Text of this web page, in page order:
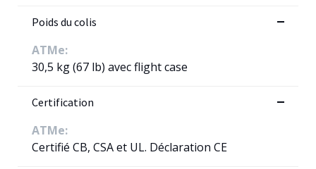
Poids du colis
ATMe:
30,5 kg (67 lb) avec flight case
Certification
ATMe:
Certifié CB, CSA et UL. Déclaration CE